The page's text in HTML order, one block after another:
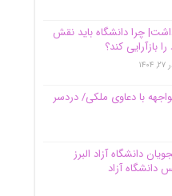
چرا دانشگاه باید نقش
بازآرایی کند؟
۱۴۰۴
با دعاوی ملکی/ دردسر
دانشگاه آزاد البرز
آز‌اد